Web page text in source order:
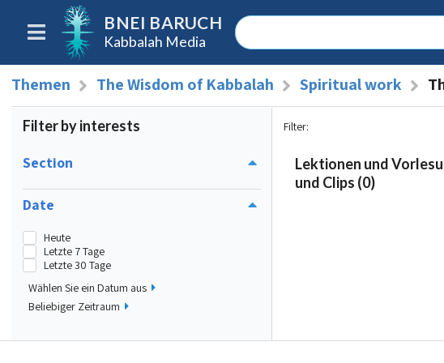
BNEI BARUCH
Kabbalah Media
Themen The Wisdom of Kabbalah Spiritual work
Filter by interests
Section
Date
Heute
Letzte 7 Tage
Letzte 30 Tage
Wählen Sie ein Datum aus
Beliebiger Zeitraum
Filter:
Lektionen und
und Clips (0)